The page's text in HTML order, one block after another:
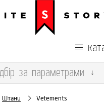
за параметрами ↓
Штани Vetements